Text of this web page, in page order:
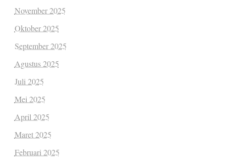
November 2025
Oktober 2025
September 2025
Agustus 2025
Juli 2025
Mei 2025
April 2025
Maret 2025
Februari 2025